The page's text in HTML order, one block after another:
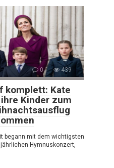
0 439
komplett: Kate
Kinder zum
begann mit dem wichtigsten
Hymnuskonzert,